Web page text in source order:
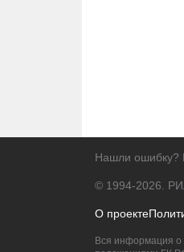
Нашли ошибку?
© 1994-2026.
О проекте
Вся информация о